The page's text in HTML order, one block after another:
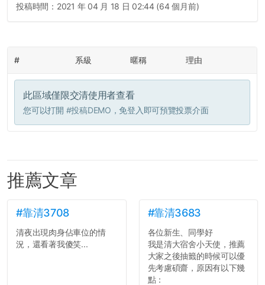
投稿時間： 2021 年 04 月 18 日 02:44 (64 個月前)
# 系級 暱稱 理由
此區域僅限交清使用者查看
您可以打開 #投稿DEMO ，免登入即可預覽投票介面
推薦文章
#靠清3708
清夜出現肉身佔車位的情
況，還看著我傻笑...
#靠清3683
各位新生、同學好
我是清大宿舍小天使，推薦
大家之後抽籤的時候可以優
先考慮碩齋，原因有以下幾
點：